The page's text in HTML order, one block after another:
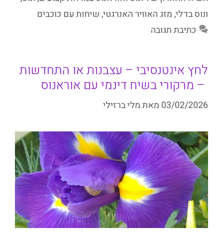
ונוס בדלי,מזג האוויר האנרגטי,שיחות עם כוכבים
כתיבת תגובה
לחץ אינטנסיבי – עצבנות או התחדשות
– מרקורי בשיח דינמי עם אוראנוס
03/02/2026 מאתמלי ברזילי